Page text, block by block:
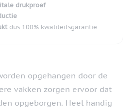
drukproef
dus 100% kwaliteitsgarantie
opgehangen door de
vakken zorgen ervoor dat
opgeborgen. Heel handig